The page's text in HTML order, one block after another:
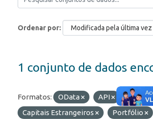
Ordenar por
1 conjunto de dados
Formatos: OData API
Capitais Estrangeiros
Portfólio